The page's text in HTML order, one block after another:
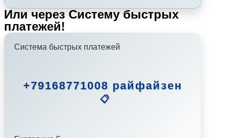
Или через Систему быстрых
платежей!
Система быстрых платежей
+79168771008 райфайзен
📋